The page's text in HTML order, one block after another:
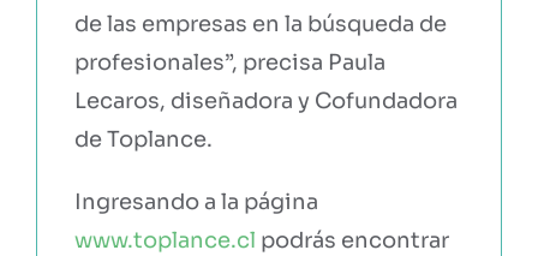
de las empresas en la búsqueda de
profesionales”, precisa Paula
Lecaros, diseñadora y Cofundadora
de Toplance.
Ingresando a la página
www.toplance.cl podrás encontrar